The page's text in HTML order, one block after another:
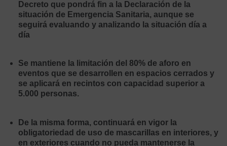
Decreto que pondrá fin a la Declaración de la
situación de Emergencia Sanitaria, aunque se
seguirá evaluando y analizando la situación día a
día
Se mantiene la limitación del 80% de aforo en
eventos que se desarrollen en espacios cerrados y
se aplicará en recintos con capacidad superior a
5.000 personas.
De la misma forma, continuará en vigor la
obligatoriedad de uso de mascarillas en interiores, y
en exteriores cuando no pueda mantenerse la